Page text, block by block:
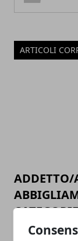
ARTICOLI
ADDETTO/
ROMANO